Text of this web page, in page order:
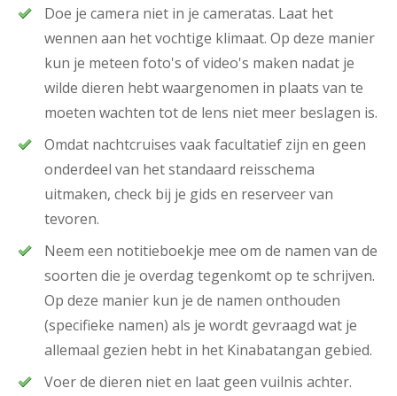
Doe je camera niet in je cameratas. Laat het
wennen aan het vochtige klimaat. Op deze manier
kun je meteen foto's of video's maken nadat je
wilde dieren hebt waargenomen in plaats van te
moeten wachten tot de lens niet meer beslagen is.
Omdat nachtcruises vaak facultatief zijn en geen
onderdeel van het standaard reisschema
uitmaken, check bij je gids en reserveer van
tevoren.
Neem een notitieboekje mee om de namen van de
soorten die je overdag tegenkomt op te schrijven.
Op deze manier kun je de namen onthouden
(specifieke namen) als je wordt gevraagd wat je
allemaal gezien hebt in het Kinabatangan gebied.
Voer de dieren niet en laat geen vuilnis achter.